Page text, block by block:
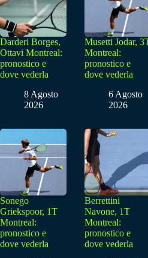
Darderi Borges,
Ottavi Montreal:
pronostico e
dove vederla
8 Agosto
2026
Musetti Jodar,
Montreal:
pronostico e
dove vederla
6 Agosto
2026
Sonego
Griekspoor, 1T
Montreal:
pronostico e
dove vederla
Berrettini
Navone, 1T
Montreal:
pronostico e
dove vederla